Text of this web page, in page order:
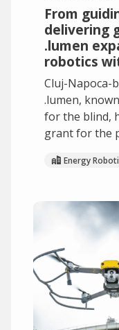
From
delivering
.lumen
robotics
Cluj-Napoca-
.lumen,
for the blind,
grant for the
Energy